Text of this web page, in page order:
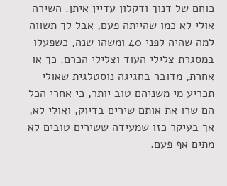
כוחם של דנוך ודקלון עדיין איתן. השירה
אולי לא כמו שהייתה פעם, אבל לך תשווה
למה שהיה לפני 40 ומשהו שנה, כשפעלו
במסגרת צלילי העוד וצלילי הכרם. כך או
אחרת, מדובר בחגיגה נוסטלגית שאולי
תכריע מי משניהם טוב יותר, כי אחרי הכל
הם שרו את אותם שירים בדיוק, ואולי לא,
אך בעיקר כזו שמעידה ששירים טובים לא
מתים אף פעם.